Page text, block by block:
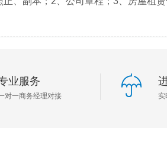
业服务
对一商务经理对接 实